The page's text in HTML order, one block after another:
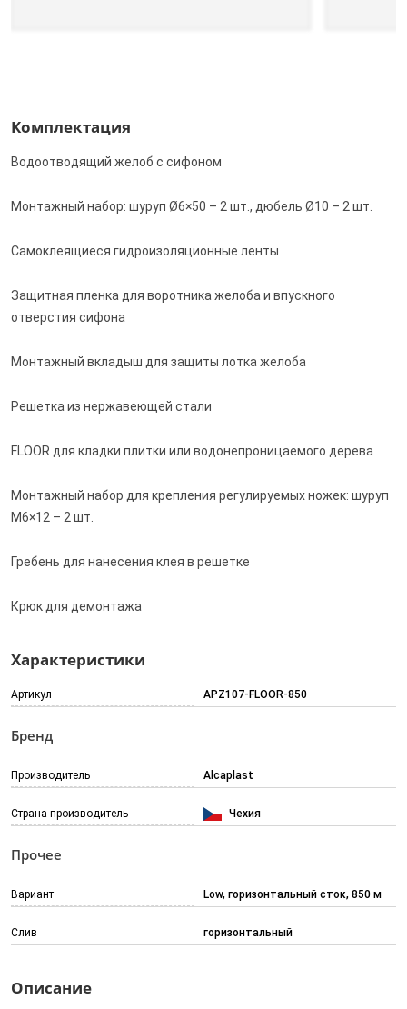
Комплектация
Водоотводящий желоб с сифоном
Монтажный набор: шуруп Ø6×50 – 2 шт., дюбель Ø10 – 2 шт.
Самоклеящиеся гидроизоляционные ленты
Защитная пленка для воротника желоба и впускного
отверстия сифона
Монтажный вкладыш для защиты лотка желоба
Решетка из нержавеющей стали
FLOOR для кладки плитки или водонепроницаемого дерева
Монтажный набор для крепления регулируемых ножек: шуруп
M6×12 – 2 шт.
Гребень для нанесения клея в решетке
Крюк для демонтажа
Характеристики
Артикул APZ107-FLOOR-850
Бренд
Производитель Alcaplast
Страна-производитель Чехия
Прочее
Вариант Low, горизонтальный сток, 850 м
Слив горизонтальный
Описание